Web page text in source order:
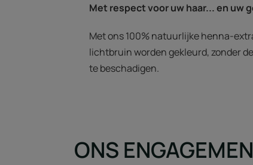
Met respect voor uw haar... en uw
Met ons 100% natuurlijke henna-
lichtbruin worden gekleurd, zonder
te beschadigen.
ONS